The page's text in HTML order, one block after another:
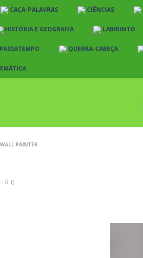
CAÇA-PALAVRAS CIÊNCIAS
HISTÓRIA E GEOGRAFIA LABIRINTO
PASSATEMPO QUEBRA-CABEÇA
WALL PAINTER
0